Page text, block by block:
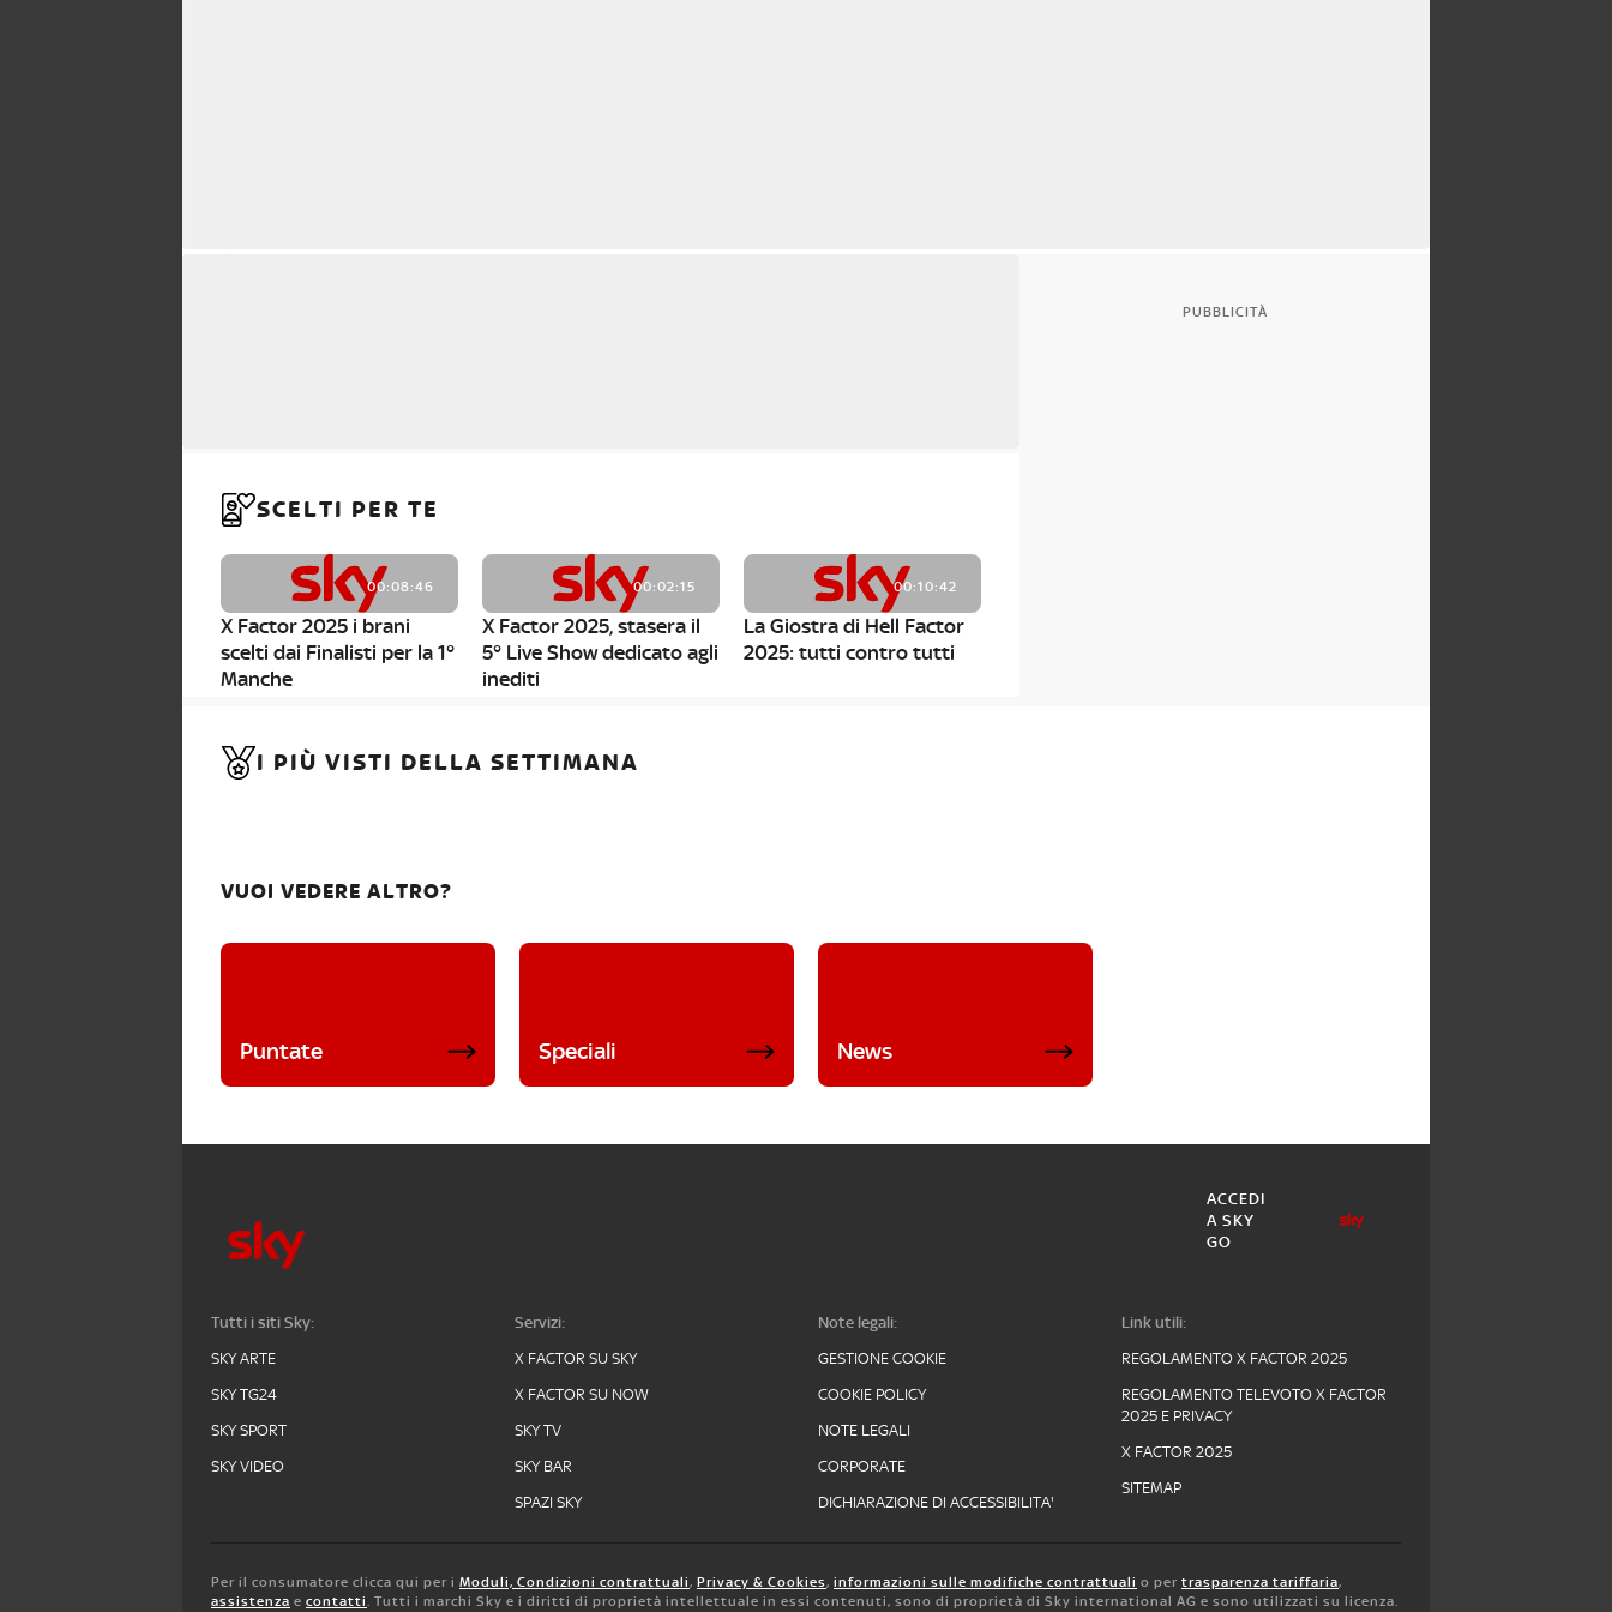
SCELTI PER TE
00:08:46
X Factor 2025 i brani
scelti dai Finalisti per la 1°
Manche
00:02:15
X Factor 2025, stasera il
5° Live Show dedicato agli
inediti
00:10:42
La Giostra di Hell Factor
2025: tutti contro tutti
PUBBLICITÀ
I PIÙ VISTI DELLA SETTIMANA
VUOI VEDERE ALTRO?
Puntate Speciali News
ACCEDI
A SKY
GO
Tutti i siti Sky:
SKY ARTE
SKY TG24
SKY SPORT
SKY VIDEO
Servizi:
X FACTOR SU SKY
X FACTOR SU NOW
SKY TV
SKY BAR
SPAZI SKY
Note legali:
GESTIONE COOKIE
COOKIE POLICY
NOTE LEGALI
CORPORATE
DICHIARAZIONE DI ACCESSIBILITA'
Link utili:
REGOLAMENTO X FACTOR 2025
REGOLAMENTO TELEVOTO X FACTOR
2025 E PRIVACY
X FACTOR 2025
SITEMAP
Per il consumatore clicca qui per i Moduli, Condizioni contrattuali, Privacy & Cookies, informazioni sulle modifiche contrattuali o per trasparenza tariffaria,
assistenza e contatti. Tutti i marchi Sky e i diritti di proprietà intellettuale in essi contenuti, sono di proprietà di Sky international AG e sono utilizzati su licenza.